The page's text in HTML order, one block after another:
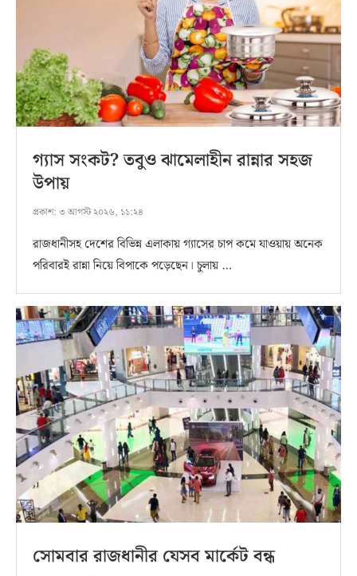
গ্যাস সংকট? তবুও ঝামেলাহীন রান্নার সহজ
উপায়
প্রকাশ: ৩ আগস্ট ২০২৬, ১১:২৪
রাজধানীসহ দেশের বিভিন্ন এলাকায় গ্যাসের চাপ কমে যাওয়ায় অনেক
পরিবারই রান্না নিয়ে বিপাকে পড়েছেন। চুলায় …
সোমবার রাজধানীর যেসব মার্কেট বন্ধ